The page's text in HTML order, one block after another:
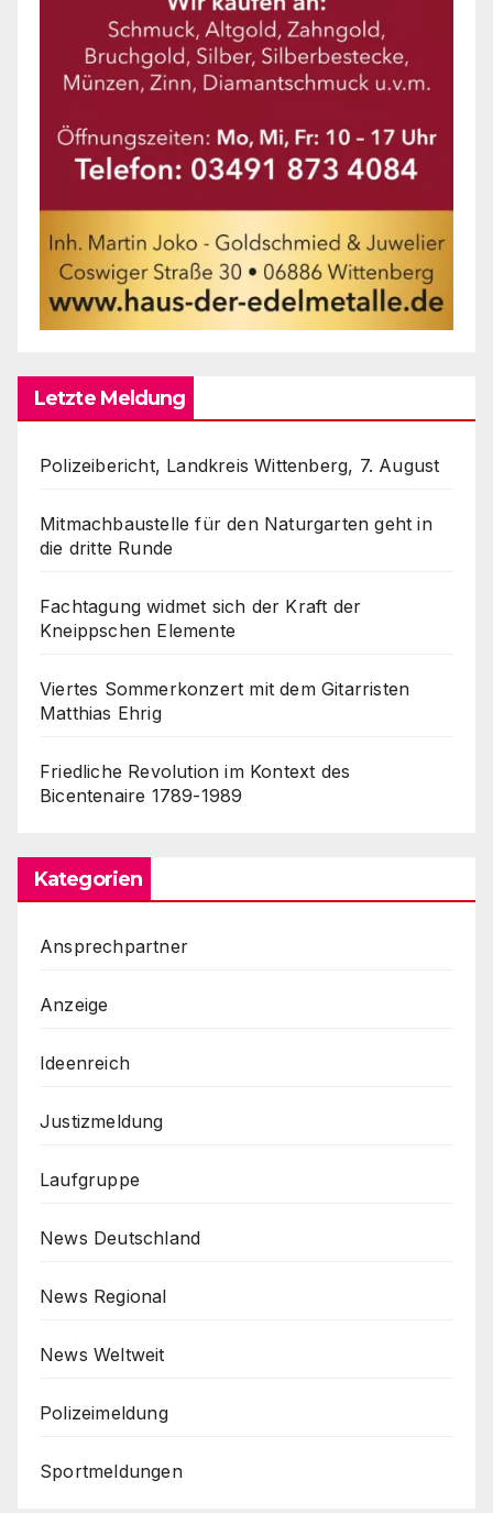
Letzte Meldung
Polizeibericht, Landkreis Wittenberg, 7. August
Mitmachbaustelle für den Naturgarten geht in
die dritte Runde
Fachtagung widmet sich der Kraft der
Kneippschen Elemente
Viertes Sommerkonzert mit dem Gitarristen
Matthias Ehrig
Friedliche Revolution im Kontext des
Bicentenaire 1789-1989
Kategorien
Ansprechpartner
Anzeige
Ideenreich
Justizmeldung
Laufgruppe
News Deutschland
News Regional
News Weltweit
Polizeimeldung
Sportmeldungen